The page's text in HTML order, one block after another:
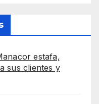
estafa,
sus clientes y